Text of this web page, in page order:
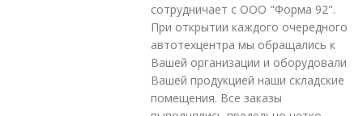
сотрудничает с ООО "Форма 92".
При открытии каждого очередного
автотехцентра мы обращались к
Вашей организации и оборудовали
Вашей продукцией наши складские
помещения. Все заказы